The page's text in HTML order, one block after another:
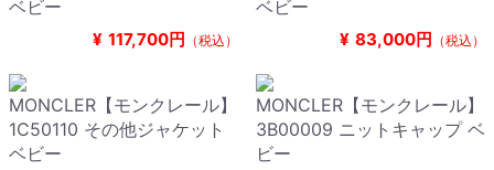
ベビー
¥ 117,700円 （税込）
ベビー
¥ 83,000円 （税込）
MONCLER【モンクレール】
1C50110 その他ジャケット
ベビー
MONCLER【モンクレール】
3B00009 ニットキャップ ベ
ビー